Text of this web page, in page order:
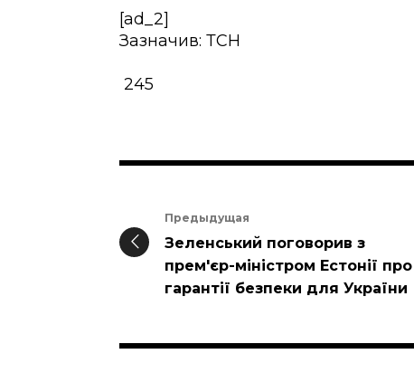
[ad_2]
Зазначив: ТСН
245
Предыдущая
Зеленський поговорив з
прем'єр-міністром Естонії про
гарантії безпеки для України